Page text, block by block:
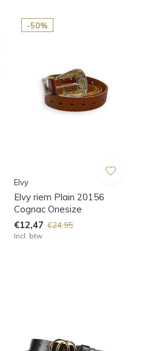
-50%
Elvy
Elvy riem Plain 20156
Cognac Onesize
€12,47 €24,95
Incl. btw